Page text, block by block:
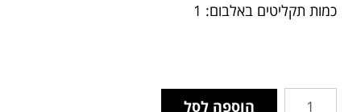
כמות תקליטים באלבום: 1
הוספה לסל